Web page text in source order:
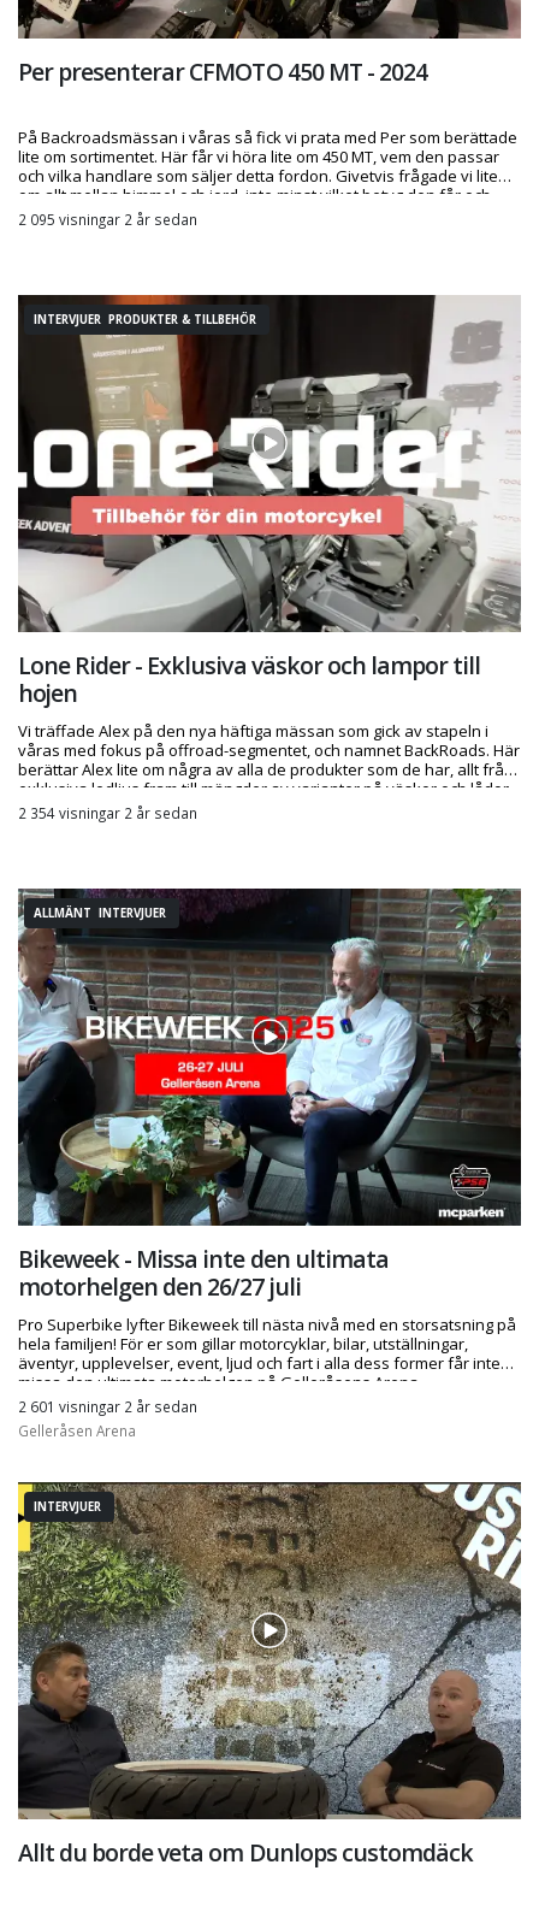
Per presenterar CFMOTO 450 MT - 2024
På Backroadsmässan i våras så fick vi prata med Per som berättade
lite om sortimentet. Här får vi höra lite om 450 MT, vem den passar
och vilka handlare som säljer detta fordon. Givetvis frågade vi lite
om allt mellan himmel och jord, inte minst vilket betyg den får och
varför. Klipp lånat av Örebro MC som säljer CFMOTO.
2 095 visningar 2 år sedan
INTERVJUER PRODUKTER & TILLBEHÖR
Lone Rider - Exklusiva väskor och lampor till
hojen
Vi träffade Alex på den nya häftiga mässan som gick av stapeln i
våras med fokus på offroad-segmentet, och namnet BackRoads. Här
berättar Alex lite om några av alla de produkter som de har, allt från
exklusiva ledljus fram till mängder av varianter på väskor och lådor
att hänga på dessa långmilahojar.
2 354 visningar 2 år sedan
ALLMÄNT INTERVJUER
Bikeweek - Missa inte den ultimata
motorhelgen den 26/27 juli
Pro Superbike lyfter Bikeweek till nästa nivå med en storsatsning på
hela familjen! För er som gillar motorcyklar, bilar, utställningar,
äventyr, upplevelser, event, ljud och fart i alla dess former får inte
missa den ultimata motorhelgen på Gelleråsens Arena.
2 601 visningar 2 år sedan
Gelleråsen Arena
INTERVJUER
Allt du borde veta om Dunlops customdäck